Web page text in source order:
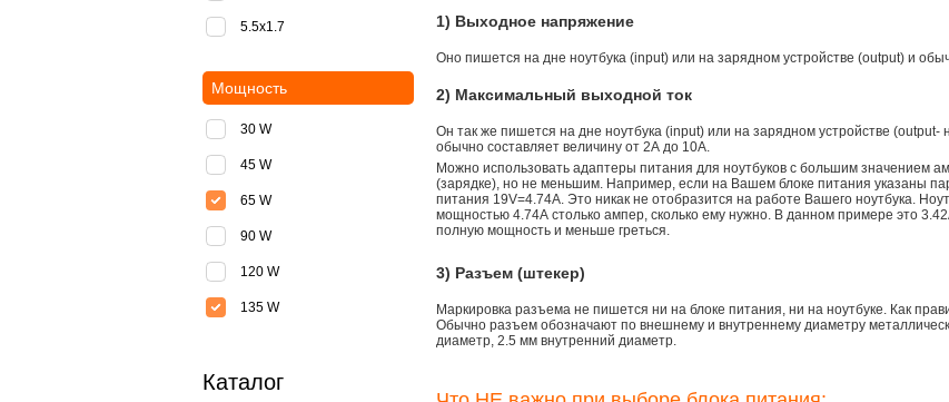
1) Выходное напряжение
Оно пишется на дне ноутбука (input) или на зарядном устройстве (output) и
2) Максимальный выходной ток
Он так же пишется на дне ноутбука (input) или на зарядном устройстве
обычно составляет величину от 2А до 10A.
Можно использовать адаптеры питания для ноутбуков с большим значением
(зарядке), но не меньшим. Например, если на Вашем блоке питания указаны
питания 19V=4.74A. Это никак не отобразится на работе Вашего ноутбука.
мощностью 4.74А столько ампер, сколько ему нужно. В данном примере это
полную мощность и меньше греться.
3) Разъем (штекер)
Маркировка разъема не пишется ни на блоке питания, ни на ноутбуке. Как
Обычно разъем обозначают по внешнему и внутреннему диаметру
диаметр, 2.5 мм внутренний диаметр.
5.5х1.7
Мощность
30 W
45 W
65 W
90 W
120 W
135 W
Каталог